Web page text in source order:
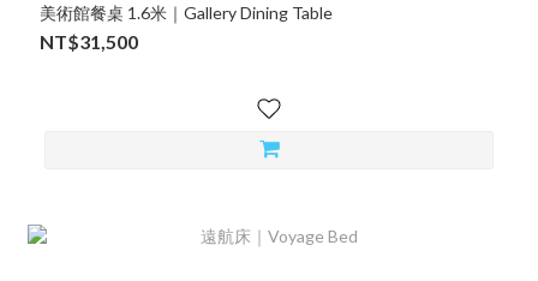
美術館餐桌 1.6米｜Gallery Dining Table
NT$31,500